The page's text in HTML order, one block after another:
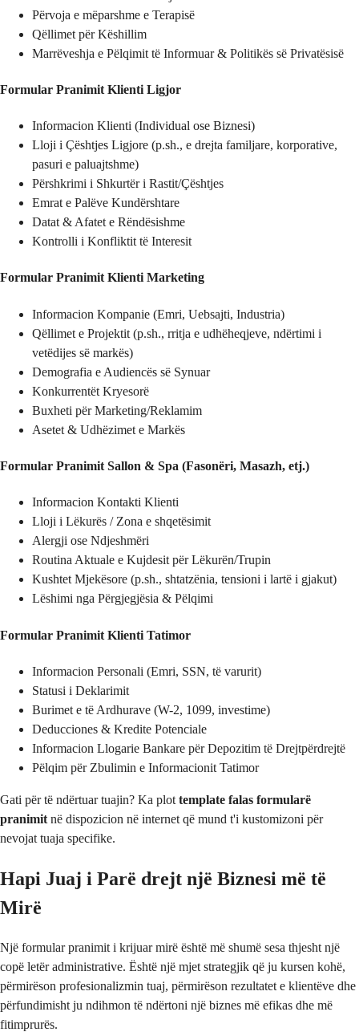
Përvoja e mëparshme e Terapisë
Qëllimet për Këshillim
Marrëveshja e Pëlqimit të Informuar & Politikës së Privatësisë
Formular Pranimit Klienti Ligjor
Informacion Klienti (Individual ose Biznesi)
Lloji i Çështjes Ligjore (p.sh., e drejta familjare, korporative,
pasuri e paluajtshme)
Përshkrimi i Shkurtër i Rastit/Çështjes
Emrat e Palëve Kundërshtare
Datat & Afatet e Rëndësishme
Kontrolli i Konfliktit të Interesit
Formular Pranimit Klienti Marketing
Informacion Kompanie (Emri, Uebsajti, Industria)
Qëllimet e Projektit (p.sh., rritja e udhëheqjeve, ndërtimi i
vetëdijes së markës)
Demografia e Audiencës së Synuar
Konkurrentët Kryesorë
Buxheti për Marketing/Reklamim
Asetet & Udhëzimet e Markës
Formular Pranimit Sallon & Spa (Fasonëri, Masazh, etj.)
Informacion Kontakti Klienti
Lloji i Lëkurës / Zona e shqetësimit
Alergji ose Ndjeshmëri
Routina Aktuale e Kujdesit për Lëkurën/Trupin
Kushtet Mjekësore (p.sh., shtatzënia, tensioni i lartë i gjakut)
Lëshimi nga Përgjegjësia & Pëlqimi
Formular Pranimit Klienti Tatimor
Informacion Personali (Emri, SSN, të varurit)
Statusi i Deklarimit
Burimet e të Ardhurave (W-2, 1099, investime)
Deducciones & Kredite Potenciale
Informacion Llogarie Bankare për Depozitim të Drejtpërdrejtë
Pëlqim për Zbulimin e Informacionit Tatimor
Gati për të ndërtuar tuajin? Ka plot template falas formularë
pranimit në dispozicion në internet që mund t'i kustomizoni për
nevojat tuaja specifike.
Hapi Juaj i Parë drejt një Biznesi më të
Mirë
Një formular pranimit i krijuar mirë është më shumë sesa thjesht një
copë letër administrative. Është një mjet strategjik që ju kursen kohë,
përmirëson profesionalizmin tuaj, përmirëson rezultatet e klientëve dhe
përfundimisht ju ndihmon të ndërtoni një biznes më efikas dhe më
fitimprurës.